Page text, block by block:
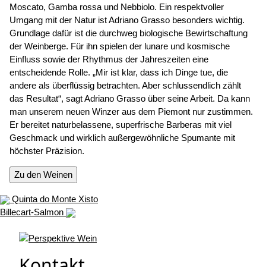
Moscato, Gamba rossa und Nebbiolo. Ein respektvoller
Umgang mit der Natur ist Adriano Grasso besonders wichtig.
Grundlage dafür ist die durchweg biologische Bewirtschaftung
der Weinberge. Für ihn spielen der lunare und kosmische
Einfluss sowie der Rhythmus der Jahreszeiten eine
entscheidende Rolle. „Mir ist klar, dass ich Dinge tue, die
andere als überflüssig betrachten. Aber schlussendlich zählt
das Resultat“, sagt Adriano Grasso über seine Arbeit. Da kann
man unserem neuen Winzer aus dem Piemont nur zustimmen.
Er bereitet naturbelassene, superfrische Barberas mit viel
Geschmack und wirklich außergewöhnliche Spumante mit
höchster Präzision.
Zu den Weinen
Quinta do Monte Xisto
Billecart-Salmon